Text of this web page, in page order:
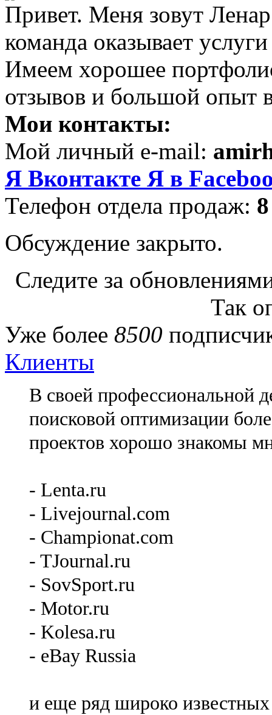
Привет. Меня зовут
команда оказывает
Имеем хорошее
отзывов и большой опыт
Мои контакты:
Мой личный e-mail:
Я Вконтакте Я в
Телефон отдела продаж:
Обсуждение закрыто.
Следите за
Так
Уже более 8500
Клиенты
В своей профессиональной
поисковой оптимизации
проектов хорошо знакомы
- Lenta.ru
- Livejournal.com
- Championat.com
- TJournal.ru
- SovSport.ru
- Motor.ru
- Kolesa.ru
- eBay Russia
и еще ряд широко